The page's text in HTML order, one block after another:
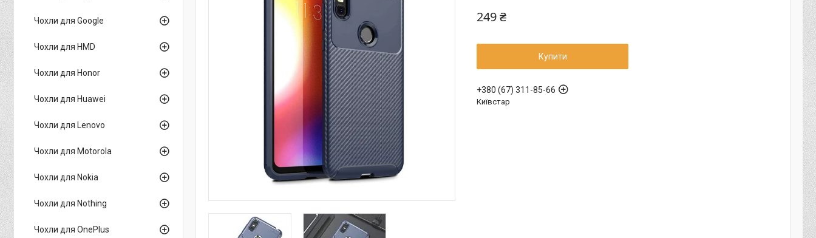
249 ₴
Купити
+380 (67) 311-85-66
Київстар
Чохли для Google
Чохли для HMD
Чохли для Honor
Чохли для Huawei
Чохли для Lenovo
Чохли для Motorola
Чохли для Nokia
Чохли для Nothing
Чохли для OnePlus